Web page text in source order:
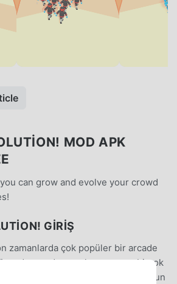
MOD APK
can grow and evolve your crowd
GIRIŞ
zamanlarda çok popüler bir arcade
arcade oyunlarını seven birçok
en büyük mod apk ücretsiz oyun